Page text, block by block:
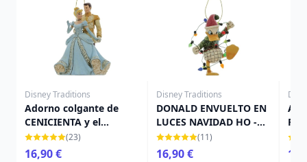
Disney Traditions
Adorno colgante de
CENICIENTA y el
Príncipe - DISNEY
TRADITIONS
(23)
16,90 €
Disney Traditions
DONALD ENVUELTO EN
LUCES NAVIDAD HO -
DISNEY TRADITIONS
(11)
16,90 €